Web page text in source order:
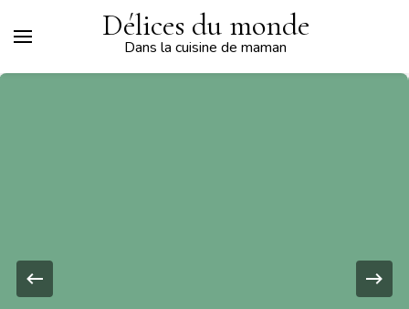
Délices du monde
Dans la cuisine de maman